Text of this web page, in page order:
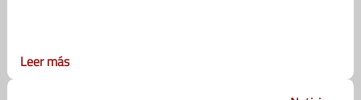
Leer más